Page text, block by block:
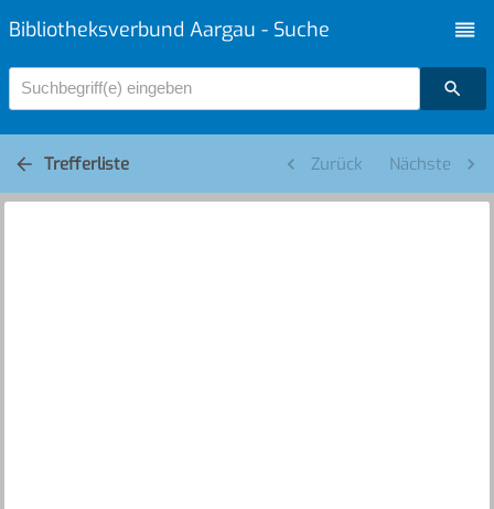
Bibliotheksverbund Aargau - Suche
Suchbegriff(e) eingeben
Trefferliste Zurück Nächste